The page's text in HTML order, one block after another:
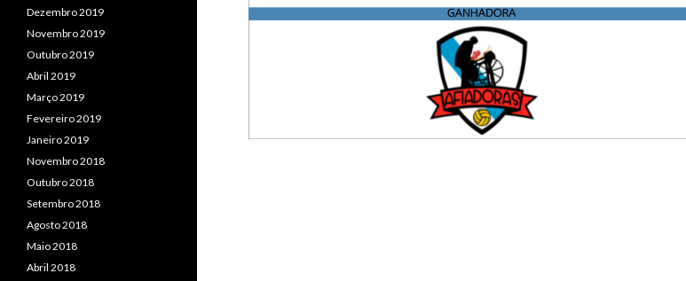
Dezembro 2019
Novembro 2019
Outubro 2019
Abril 2019
Março 2019
Fevereiro 2019
Janeiro 2019
Novembro 2018
Outubro 2018
Setembro 2018
Agosto 2018
Maio 2018
Abril 2018